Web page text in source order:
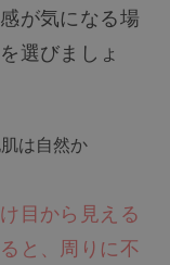
が気になる場
選びましょ
は自然か
目から見える
と、周りに不